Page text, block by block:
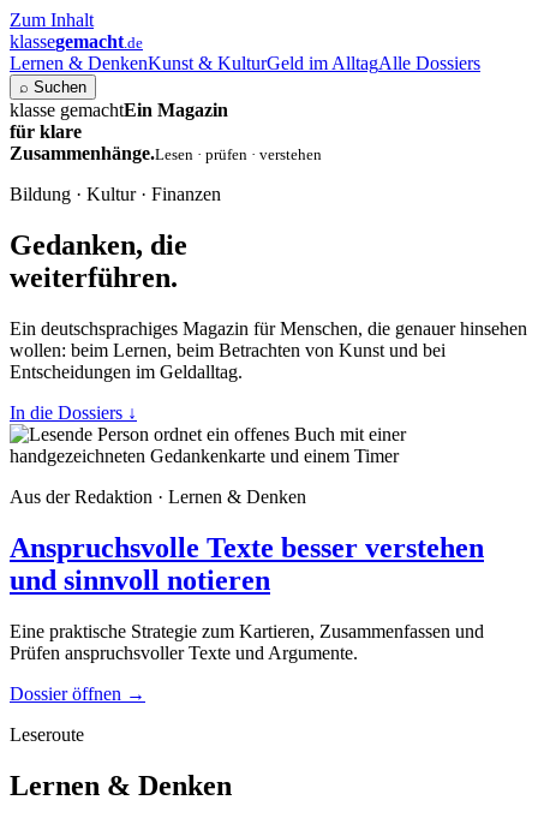
Zum Inhalt
klassegemacht.de
Lernen & DenkenKunst & KulturGeld im AlltagAlle Dossiers
⌕ Suchen
klasse gemachtEin Magazin
für klare
Zusammenhänge.Lesen · prüfen · verstehen
Bildung · Kultur · Finanzen
Gedanken, die
weiterführen.
Ein deutschsprachiges Magazin für Menschen, die genauer hinsehen
wollen: beim Lernen, beim Betrachten von Kunst und bei
Entscheidungen im Geldalltag.
In die Dossiers ↓
Aus der Redaktion · Lernen & Denken
Anspruchsvolle Texte besser verstehen
und sinnvoll notieren
Eine praktische Strategie zum Kartieren, Zusammenfassen und
Prüfen anspruchsvoller Texte und Argumente.
Dossier öffnen →
Leseroute
Lernen & Denken